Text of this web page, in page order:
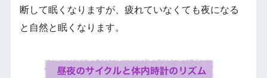
断して眠くなりますが、疲れていなくても夜になる
と自然と眠くなります。